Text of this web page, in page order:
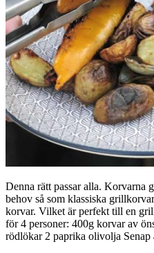
Denna rätt passar alla. Korvarna
behov så som klassiska
korvar. Vilket är perfekt till en
för 4 personer: 400g korvar av
rödlökar 2 paprika olivolja